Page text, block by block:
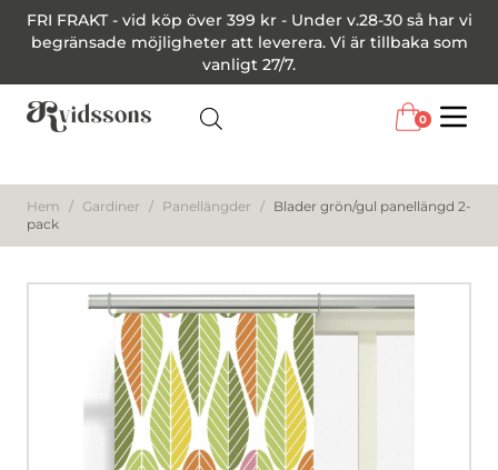
FRI FRAKT - vid köp över 399 kr - Under v.28-30 så har vi
begränsade möjligheter att leverera. Vi är tillbaka som
vanligt 27/7.
0
Hem / Gardiner / Panellängder / Blader grön/gul panellängd 2-
pack